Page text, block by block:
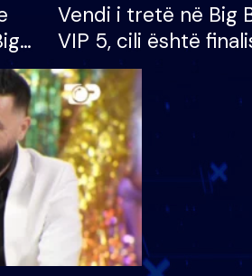
Vendi i tretë në Big
VIP 5, cili është
radhës që lë shtëpinë